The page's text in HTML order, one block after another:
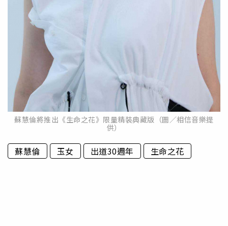
蘇慧倫將推出《生命之花》限量精裝典藏版（圖／相信音樂提
供）
蘇慧倫 玉女 出道30週年 生命之花